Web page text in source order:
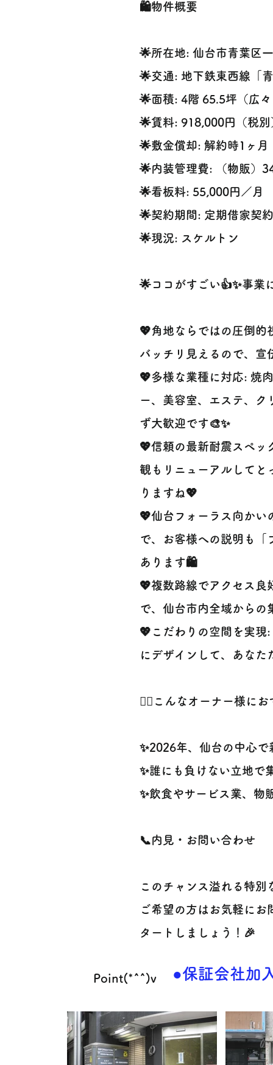
🛍️物件概要
🌟所在地: 仙台市青葉区
🌟交通: 地下鉄東西線「
🌟面積: 4階 65.5坪（広
🌟賃料: 918,000円（税別
🌟敷金償却: 解約時1ヶ月
🌟内装管理費: （物販）
🌟看板料: 55,000円／月
🌟契約期間: 定期借家契
🌟現況: スケルトン
🌟ココがすごい👍✨事業
💖角地ならではの圧倒的
バッチリ見えるので、宣
💖多様な業種に対応: 焼
ー、美容室、エステ、ク
ず大歓迎です🎨✨
💖信頼の最新耐震スペッ
観もリニューアルしてと
りますね💖
💖仙台フォーラス向かい
で、お客様への説明も「
あります🛍️
💖複数路線でアクセス良
で、仙台市内全域からの
💖こだわりの空間を実現
にデザインして、あなた
🙋‍♀️こんなオーナー様に
✨2026年、仙台の中心で
✨誰にも負けない立地で
✨飲食やサービス業、物
📞内見・お問い合わせ
このチャンス溢れる特別
ご希望の方はお気軽に
タートしましょう！🎉
Point(*^^)v ●保証会社加